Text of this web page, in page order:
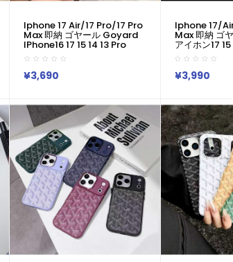
Iphone 17 Air/17 Pro/17 Pro
Max 即納 ゴヤール Goyard
IPhone16 17 15 14 13 Pro
IPhone16 15 17 Pro 8 SE ケー
スゴヤール Goyard
IPhone14 15 16 Pro Maxケー
ス 女子 かわいい おしゃれ ゴ
Air 16 15 14 Plus 13 12 Pro
Max 11 Pro XR XS スマホケー
ス
¥3,690
Iphone 17/
Max 即納 ゴ
アイホン17
帯ケース ゴヤ
シェブロンジ
Goyard
Plus ケース
16スマホケー
ゴヤール
15pro/16 Pro
ケース
¥3,990